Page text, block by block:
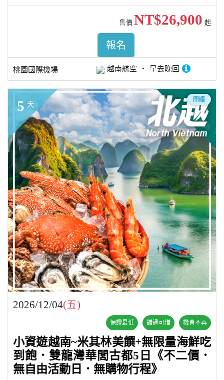
桃園國際機場 越南航空 早去晚回
售價 NT$26,900 起
報名
5 天
團體
2026/12/04(五)
保證最低 錯過可惜 機會不再
小資遊越南~米其林美饌+無限量海鮮吃
到飽．雙龍灣華閭古都5日《不二價．
無自由活動日．無購物行程》